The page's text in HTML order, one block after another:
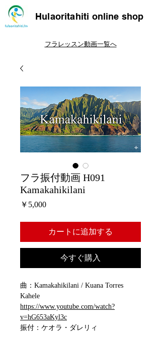
Hulaoritahiti online shop
フラレッスン動画一覧へ
フラ振付動画 H091
Kamakahikilani
￥5,000価
カートに追加する
今すぐ購入
曲：Kamakahikilani / Kuana Torres
Kahele
https://www.youtube.com/watch?
v=hG653aKyl3c
振付：ケオラ・ダレリィ